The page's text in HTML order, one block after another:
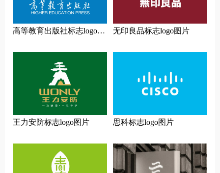
高等教育出版社标志logo图
无印良品标志logo图片
王力安防标志logo图片 思科标志logo图片